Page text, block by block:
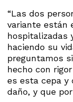
“Las dos
variante están
hospitalizadas
haciendo su
preguntamos
hecho con
es esta cepa y
daño, y que